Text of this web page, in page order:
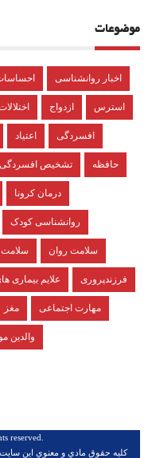
موضوعات
اخبار روانشناسی
ازدواج استرس
اعتیاد افسردگی
تشخیص افسردگی حافظه
درمان کرونا
روانشناسی کودک
سلامت سلامت روان
علایم بیماری فرزندپروری
مغز مهارت اجتماعی
والدین
.Copyright © 2015 All rights reserved
كليه حقوق مادي و معنوي اين